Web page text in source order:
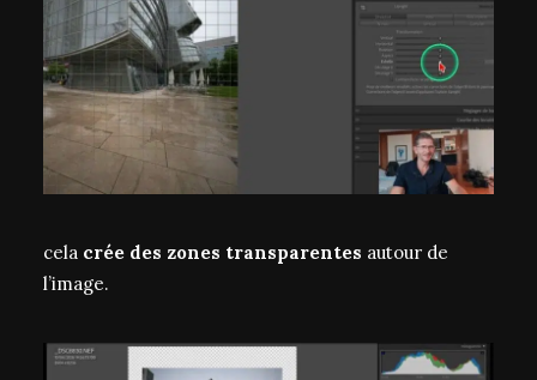
cela crée des zones transparentes autour de
l’image.